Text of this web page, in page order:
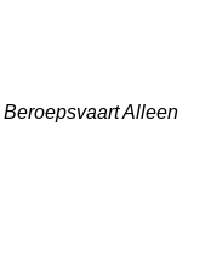
Beroepsvaart Alleen